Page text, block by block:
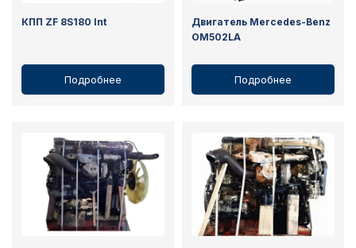
КПП ZF 8S180 Int
Подробнее
Двигатель Mercedes-Benz
OM502LA
Подробнее